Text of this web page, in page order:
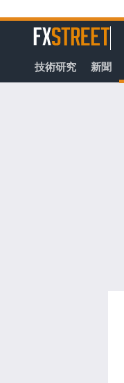
至
容
FXStreet
技術研究 新聞